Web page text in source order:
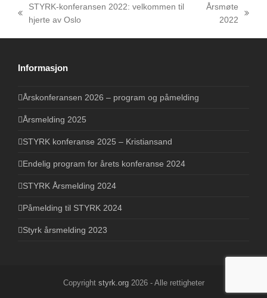
previous
STYRK-konferansen 2022: velkommen til
hjerte av Oslo
Årsmøte
2022
Informasjon
Årskonferansen 2026 – program og påmelding
Årsmelding 2025
STYRK konferanse 2025 – Kristiansand
Endelig program for årets konferanse 2024
STYRK Årsmelding 2024
Påmelding til STYRK 2024
Styrk årsmelding 2023
Copyright styrk.org2026 - Alle rettigheter